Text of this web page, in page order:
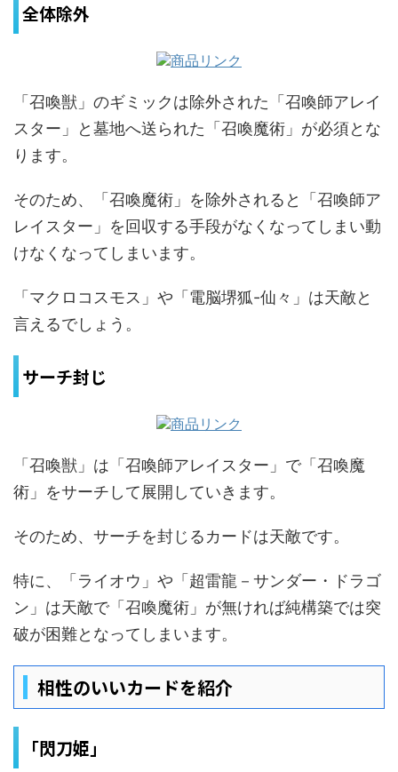
全体除外
「召喚獣」のギミックは除外された「召喚師アレイ
スター」と墓地へ送られた「召喚魔術」が必須とな
ります。
そのため、「召喚魔術」を除外されると「召喚師ア
レイスター」を回収する手段がなくなってしまい動
けなくなってしまいます。
「マクロコスモス」や「電脳堺狐-仙々」は天敵と
言えるでしょう。
サーチ封じ
「召喚獣」は「召喚師アレイスター」で「召喚魔
術」をサーチして展開していきます。
そのため、サーチを封じるカードは天敵です。
特に、「ライオウ」や「超雷龍－サンダー・ドラゴ
ン」は天敵で「召喚魔術」が無ければ純構築では突
破が困難となってしまいます。
相性のいいカードを紹介
「閃刀姫」